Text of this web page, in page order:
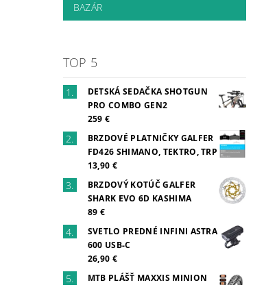
BAZÁR
TOP 5
DETSKÁ SEDAČKA SHOTGUN
PRO COMBO GEN2
259 €
BRZDOVÉ PLATNIČKY GALFER
FD426 SHIMANO, TEKTRO, TRP
13,90 €
BRZDOVÝ KOTÚČ GALFER
SHARK EVO 6D KASHIMA
89 €
SVETLO PREDNÉ INFINI ASTRA
600 USB-C
26,90 €
MTB PLÁŠŤ MAXXIS MINION